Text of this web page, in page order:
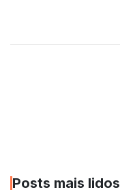
Posts mais lidos